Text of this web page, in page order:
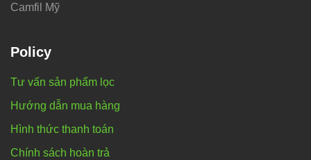
Camfil Mỹ
Policy
Tư vấn sản phẩm lọc
Hướng dẫn mua hàng
Hình thức thanh toán
Chính sách hoàn trả